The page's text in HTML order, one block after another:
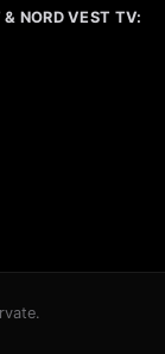
NORD VEST TV: